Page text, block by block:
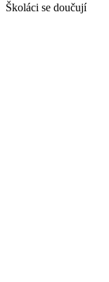
Školáci se doučují